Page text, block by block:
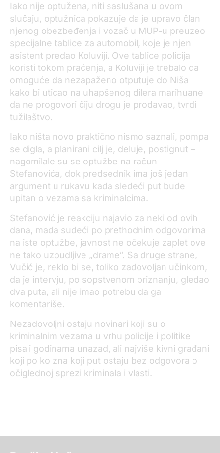
Iako nije optužena, niti saslušana u ovom
slučaju, optužnica pokazuje da je upravo član
njenog obezbeđenja i vozač u MUP-u preuzeo
specijalne tablice za automobil, koje je njen
asistent predao Koluviji. Ove tablice policija
koristi tokom praćenja, a Koluviji je trebalo da
omoguće da nezapaženo otputuje do Niša
kako bi uticao na uhapšenog dilera marihuane
da ne progovori čiju drogu je prodavao, tvrdi
tužilaštvo.
Iako ništa novo praktično nismo saznali, pompa
se digla, a planirani cilj je, deluje, postignut –
nagomilale su se optužbe na račun
Stefanovića, dok predsednik ima još jedan
argument u rukavu kada sledeći put bude
upitan o vezama sa kriminalcima.
Stefanović je reakciju najavio za neki od ovih
dana, mada sudeći po prethodnim odgovorima
na iste optužbe, javnost ne očekuje zaplet ove
ne tako uzbudljive „drame“. Sa druge strane,
Vučić je, reklo bi se, toliko zadovoljan učinkom,
da je intervju, po sopstvenom priznanju, gledao
dva puta, ali nije imao potrebu da ga
komentariše.
Nezadovoljni ostaju novinari koji su o
kriminalnim vezama u vrhu policije i politike
pisali godinama unazad, ali najviše kivni građani
koji po ko zna koji put ostaju bez odgovora o
očiglednoj sprezi kriminala i vlasti.